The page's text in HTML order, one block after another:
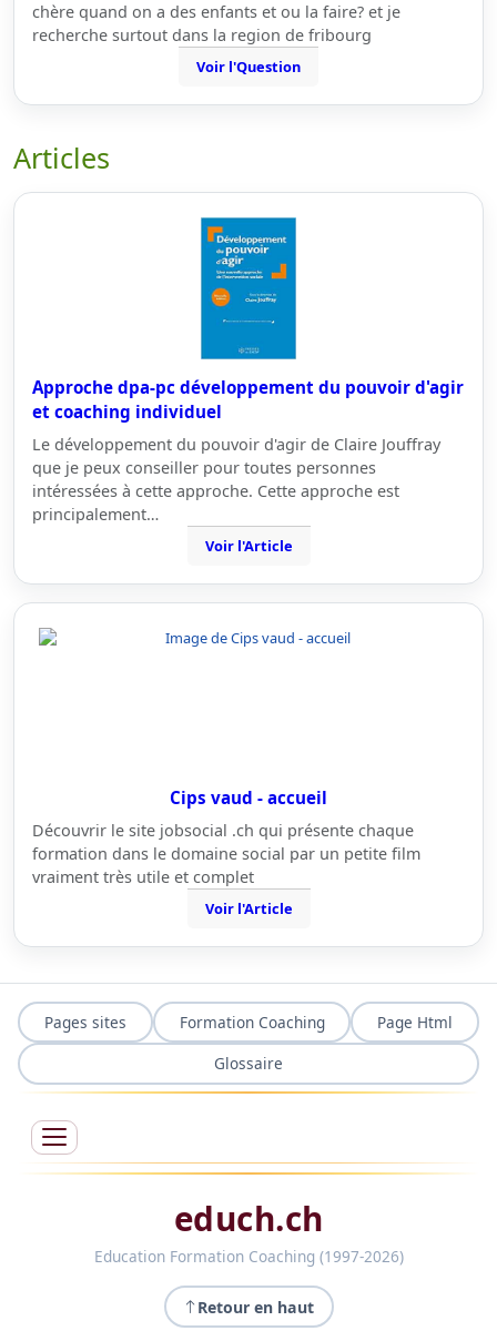
chère quand on a des enfants et ou la faire? et je
recherche surtout dans la region de fribourg
Voir l'Question
Articles
Approche dpa-pc développement du pouvoir d'agir
et coaching individuel
Le développement du pouvoir d'agir de Claire Jouffray
que je peux conseiller pour toutes personnes
intéressées à cette approche. Cette approche est
principalement…
Voir l'Article
Cips vaud - accueil
Découvrir le site jobsocial .ch qui présente chaque
formation dans le domaine social par un petite film
vraiment très utile et complet
Voir l'Article
Pages sites Formation Coaching
Page Html
Glossaire
educh.ch
Education Formation Coaching (1997-2026)
Retour en haut